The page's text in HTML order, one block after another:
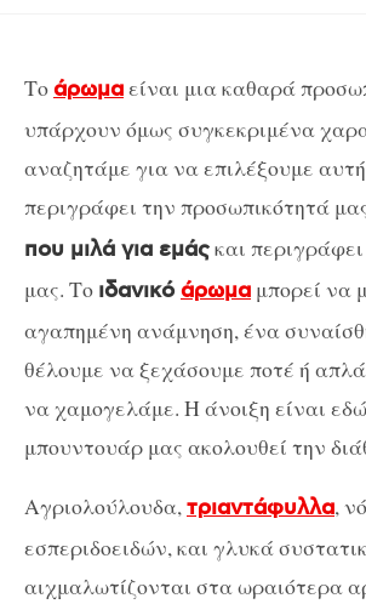
Τοάρωμαείναι μια καθαρά
υπάρχουν όμως συγκεκριμένα
αναζητάμε για να επιλέξουμε
περιγράφει την προσωπικότητά
που μιλά για εμάςκαι
μας. Το ιδανικόάρωμα μπορεί να
αγαπημένη ανάμνηση, ένα
θέλουμε να ξεχάσουμε ποτέ ή
να χαμογελάμε. Η άνοιξη είναι
μπουντουάρ μας ακολουθεί την
Αγριολούλουδα,τριαντάφυλλα,
εσπεριδοειδών, και γλυκά
αιχμαλωτίζονται στα ωραιότερα